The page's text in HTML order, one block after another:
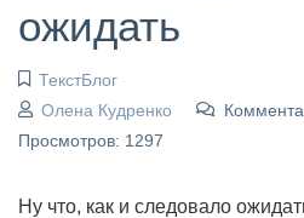
ожидать
ТекстБлог
Олена Кудренко
Просмотров: 1297
Ну что, как и следовало